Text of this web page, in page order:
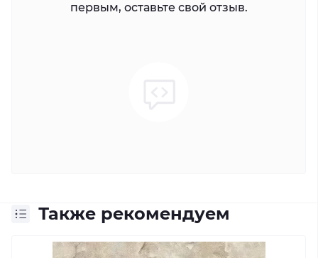
первым, оставьте свой отзыв.
Также рекомендуем